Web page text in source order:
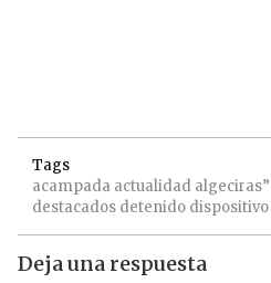
Tags
acampada actualidad algeciras”
destacados detenido dispositivo
Deja una respuesta